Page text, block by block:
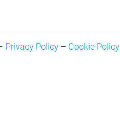
Privacy Policy– Cookie Policy